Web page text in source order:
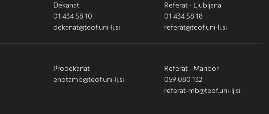
Dekanat
01 434 58 10
dekanat@teof.uni-lj.si
Referat - Ljubljana
01 434 58 18
referat@teof.uni-lj.si
Prodekanat
enotamb@teof.uni-lj.si
Referat - Maribor
059 080 132
referat-mb@teof.uni-lj.si